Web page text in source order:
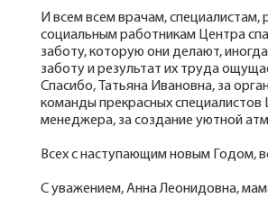
И всем всем врачам, специалистам,
социальным работникам Центра
заботу, которую они делают,
заботу и результат их труда
Спасибо, Татьяна Ивановна, за
команды прекрасных специалистов
менеджера, за создание уютной
Всех с наступающим новым Годом,
С уважением, Анна Леонидовна,